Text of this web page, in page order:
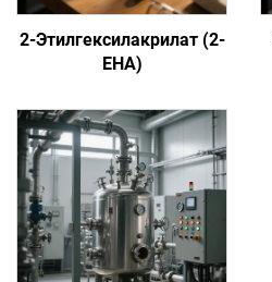
2-Этилгексилакрилат (2-
EHA)